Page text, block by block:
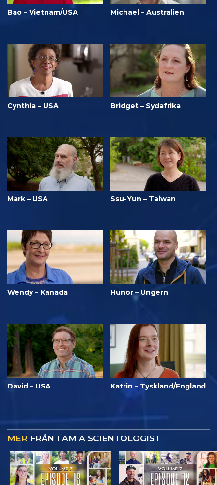
Bao – Vietnam/USA Michael – Australien
Cynthia – USA Bridget – Sydafrika
Mark – USA Ssu-Yun – Taiwan
Wendy – Kanada Hunor – Ungern
David – USA Katrin – Tyskland/England
MER FRÅN I AM A SCIENTOLOGIST